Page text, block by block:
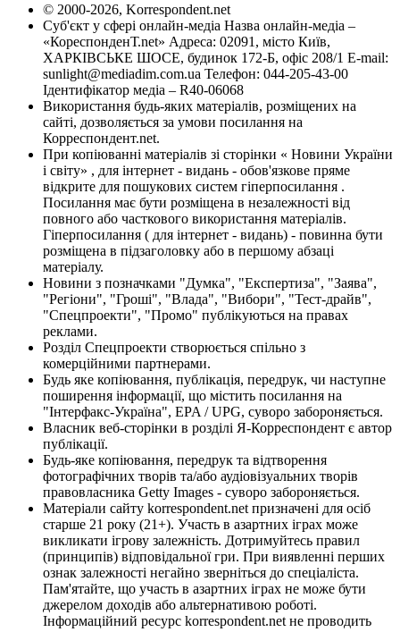
© 2000-2026, Korrespondent.net
Суб'єкт у сфері онлайн-медіа Назва онлайн-медіа –
«КореспонденТ.net» Адреса: 02091, місто Київ,
ХАРКІВСЬКЕ ШОСЕ, будинок 172-Б, офіс 208/1 E-mail:
sunlight@mediadim.com.ua Телефон: 044-205-43-00
Ідентифікатор медіа – R40-06068
Використання будь-яких матеріалів, розміщених на
сайті, дозволяється за умови посилання на
Корреспондент.net.
При копіюванні матеріалів зі сторінки « Новини України
і світу» , для інтернет - видань - обов'язкове пряме
відкрите для пошукових систем гіперпосилання .
Посилання має бути розміщена в незалежності від
повного або часткового використання матеріалів.
Гіперпосилання ( для інтернет - видань) - повинна бути
розміщена в підзаголовку або в першому абзаці
матеріалу.
Новини з позначками "Думка", "Експертиза", "Заява",
"Регіони", "Гроші", "Влада", "Вибори", "Тест-драйв",
"Спецпроекти", "Промо" публікуються на правах
реклами.
Розділ Спецпроекти створюється спільно з
комерційними партнерами.
Будь яке копіювання, публікація, передрук, чи наступне
поширення інформації, що містить посилання на
"Інтерфакс-Україна", EPA / UPG, суворо забороняється.
Власник веб-сторінки в розділі Я-Корреспондент є автор
публікації.
Будь-яке копіювання, передрук та відтворення
фотографічних творів та/або аудіовізуальних творів
правовласника Getty Images - суворо забороняється.
Матеріали сайту korrespondent.net призначені для осіб
старше 21 року (21+). Участь в азартних іграх може
викликати ігрову залежність. Дотримуйтесь правил
(принципів) відповідальної гри. При виявленні перших
ознак залежності негайно зверніться до спеціаліста.
Пам'ятайте, що участь в азартних іграх не може бути
джерелом доходів або альтернативою роботі.
Інформаційний ресурс korrespondent.net не проводить